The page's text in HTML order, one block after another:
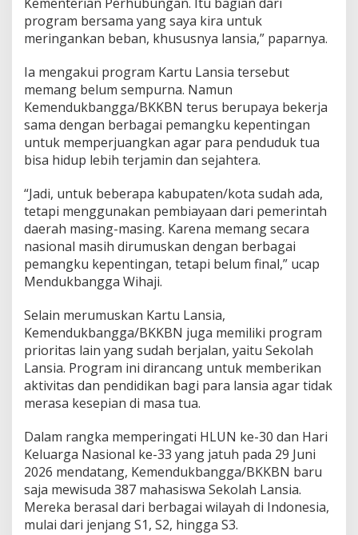
u
a
program bersama yang saya kira untuk
meringankan beban, khususnya lansia,” paparnya.
Ia mengakui program Kartu Lansia tersebut
memang belum sempurna. Namun
Kemendukbangga/BKKBN terus berupaya bekerja
sama dengan berbagai pemangku kepentingan
untuk memperjuangkan agar para penduduk tua
bisa hidup lebih terjamin dan sejahtera.
“Jadi, untuk beberapa kabupaten/kota sudah ada,
tetapi menggunakan pembiayaan dari pemerintah
daerah masing-masing. Karena memang secara
nasional masih dirumuskan dengan berbagai
pemangku kepentingan, tetapi belum final,” ucap
Mendukbangga Wihaji.
Selain merumuskan Kartu Lansia,
Kemendukbangga/BKKBN juga memiliki program
prioritas lain yang sudah berjalan, yaitu Sekolah
Lansia. Program ini dirancang untuk memberikan
aktivitas dan pendidikan bagi para lansia agar tidak
merasa kesepian di masa tua.
Dalam rangka memperingati HLUN ke-30 dan Hari
Keluarga Nasional ke-33 yang jatuh pada 29 Juni
2026 mendatang, Kemendukbangga/BKKBN baru
saja mewisuda 387 mahasiswa Sekolah Lansia.
Mereka berasal dari berbagai wilayah di Indonesia,
mulai dari jenjang S1, S2, hingga S3.